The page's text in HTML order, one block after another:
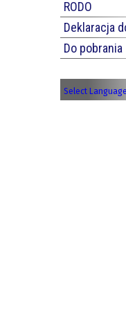
RODO
Deklaracja
Do pobrania
Select Language